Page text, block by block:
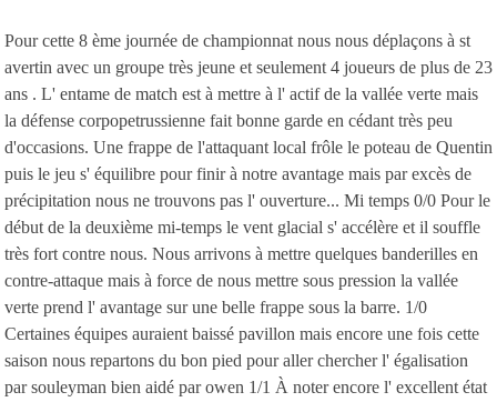
Pour cette 8 ème journée de championnat nous nous déplaçons à st
avertin avec un groupe très jeune et seulement 4 joueurs de plus de 23
ans . L' entame de match est à mettre à l' actif de la vallée verte mais
la défense corpopetrussienne fait bonne garde en cédant très peu
d'occasions. Une frappe de l'attaquant local frôle le poteau de Quentin
puis le jeu s' équilibre pour finir à notre avantage mais par excès de
précipitation nous ne trouvons pas l' ouverture... Mi temps 0/0 Pour le
début de la deuxième mi-temps le vent glacial s' accélère et il souffle
très fort contre nous. Nous arrivons à mettre quelques banderilles en
contre-attaque mais à force de nous mettre sous pression la vallée
verte prend l' avantage sur une belle frappe sous la barre. 1/0
Certaines équipes auraient baissé pavillon mais encore une fois cette
saison nous repartons du bon pied pour aller chercher l' égalisation
par souleyman bien aidé par owen 1/1 À noter encore l' excellent état